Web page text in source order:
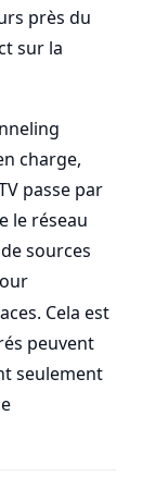
près du
sur la
charge,
passe par
le réseau
sources
Cela est
peuvent
seulement